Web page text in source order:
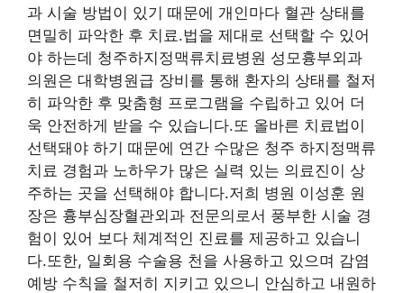
과 시술 방법이 있기 때문에 개인마다 혈관 상태를
면밀히 파악한 후 치료.법을 제대로 선택할 수 있어
야 하는데 청주하지정맥류치료병원 성모흉부외과
의원은 대학병원급 장비를 통해 환자의 상태를 철저
히 파악한 후 맞춤형 프로그램을 수립하고 있어 더
욱 안전하게 받을 수 있습니다.또 올바른 치료법이
선택돼야 하기 때문에 연간 수많은 청주 하지정맥류
치료 경험과 노하우가 많은 실력 있는 의료진이 상
주하는 곳을 선택해야 합니다.저희 병원 이성훈 원
장은 흉부심장혈관외과 전문의로서 풍부한 시술 경
험이 있어 보다 체계적인 진료를 제공하고 있습니
다.또한, 일회용 수술용 천을 사용하고 있으며 감염
예방 수칙을 철저히 지키고 있으니 안심하고 내원하